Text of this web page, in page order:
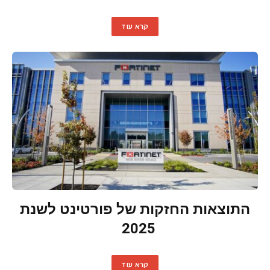
קרא עוד
התוצאות החזקות של פורטינט לשנת
2025
קרא עוד